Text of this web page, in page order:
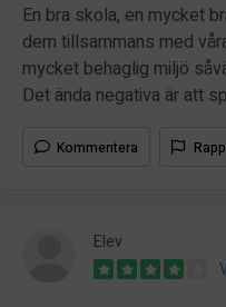
En bra skola, en mycket
dem tillsammans med
mycket behaglig miljö
Det ända negativa är att
Kommentera
Elev